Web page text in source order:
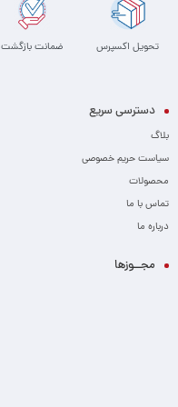
تحویل اکسپرس ضمانت بازگشت
دسترسی سریع
بلاگ
سیاست حریم خصوصی
محصولات
تماس با ما
درباره ما
مجــوزها